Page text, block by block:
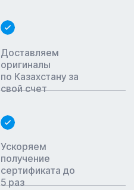
Доставляем
оригиналы
по Казахстану за
свой счет
Ускоряем
получение
сертификата до
5 раз